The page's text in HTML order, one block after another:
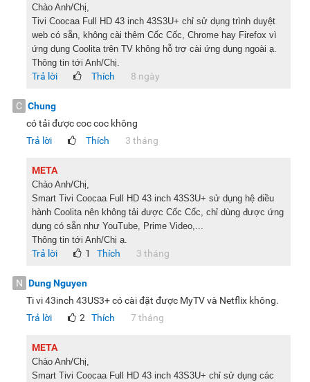
Chào Anh/Chị,
Tivi Coocaa Full HD 43 inch 43S3U+ chỉ sử dụng trình duyệt
web có sẵn, không cài thêm Cốc Cốc, Chrome hay Firefox vì
ứng dụng Coolita trên TV không hỗ trợ cài ứng dụng ngoài ạ.
Thông tin tới Anh/Chị.
Trả lời Thích 8 ngày
C Chung
có tải được coc coc không
Trả lời
Thích 3 tháng
META
Chào Anh/Chị,
Smart Tivi Coocaa Full HD 43 inch 43S3U+ sử dụng hệ điều
hành Coolita nên không tải được Cốc Cốc, chỉ dùng được ứng
dụng có sẵn như YouTube, Prime Video,...
Thông tin tới Anh/Chị ạ.
Trả lời Thích
1 3 tháng
N Dung Nguyen
Ti vi 43inch 43US3+ có cài đặt được MyTV và Netflix không.
Trả lời
Thích
2 7 tháng
META
Chào Anh/Chị,
Smart Tivi Coocaa Full HD 43 inch 43S3U+ chỉ sử dụng các